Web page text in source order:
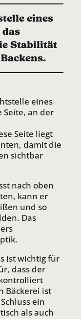
eines
Stabilität
eines
Seite, an der
Seite liegt
damit die
sichtbar
nach oben
kann er
und so
Das
ist wichtig für
dass der
Bäckerei ist
ein
als auch